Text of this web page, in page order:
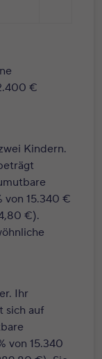
€
Kindern.
von 15.340 €
€).
Ihr
sich auf
von 15.340